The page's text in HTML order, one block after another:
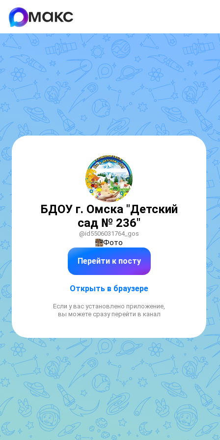
БДОУ г. Омска "Детский
сад № 236"
@id5506031764_gos
Фото
Перейти к посту
Открыть в браузере
Если у вас установлено приложение,
вы можете сразу перейти в канал